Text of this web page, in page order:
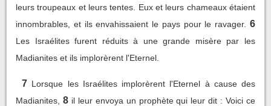
leurs troupeaux et leurs tentes. Eux et leurs chameaux étaient
innombrables, et ils envahissaient le pays pour le ravager. 6
Les Israélites furent réduits à une grande misère par les
Madianites et ils implorèrent l'Eternel.
7 Lorsque les Israélites implorèrent l'Eternel à cause des
Madianites, 8 il leur envoya un prophète qui leur dit : Voici ce